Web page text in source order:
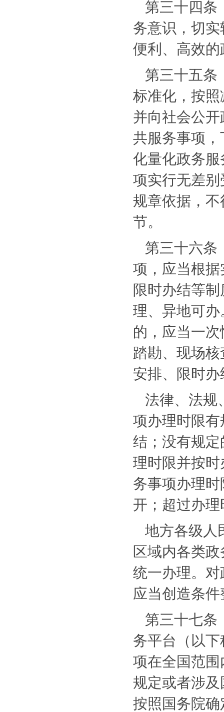
第三十四
务意识，切
便利、高效
第三十五
标准化，按
并向社会公
共服务事项
化量化政务
项实行无差
规章依据，
节。
第三十六
项，应当根
限时办结等
理、异地可
的，应当一
踏勘、现场
安排、限时办
法律、法规
项办理时限
结；没有规
理时限并按
务事项办理
开；超过办
地方各级人
区域内各类
统一办理。
应当创造条
第三十七
务平台（以
项在全国范围
规定或者涉
按照国务院